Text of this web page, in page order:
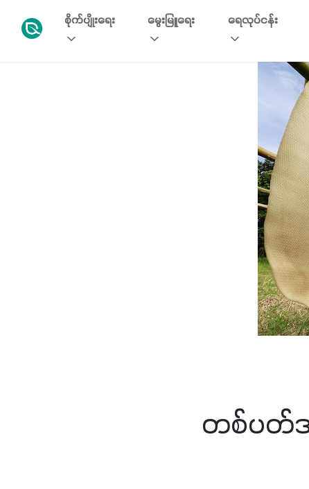
စိုက်ပျိုးရေး မွေးမြူရေး ရေလုပ်ငန်း
တစ်ပတ်